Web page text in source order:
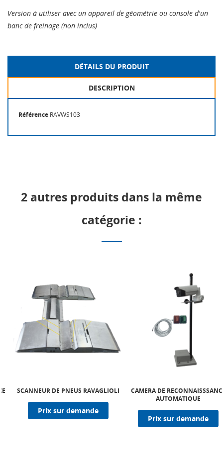
Version à utiliser avec un appareil de géométrie ou console d'un
banc de freinage (non inclus)
DÉTAILS DU PRODUIT
DESCRIPTION
Référence RAVWS103
2 autres produits dans la même
catégorie :
SCANNEUR DE PNEUS RAVAGLIOLI
Prix sur demande
CAMERA DE
AUTOMATIQUE
Prix sur demande